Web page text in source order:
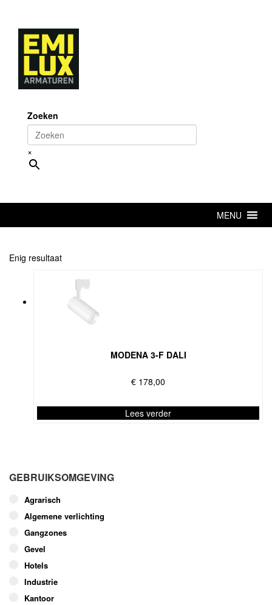
content
Zoeken
×
MENU
Enig resultaat
MODENA 3-F DALI
€ 178,00
Lees verder
variaties.
optie
kan
gekozen
worden
op
productpagina
GEBRUIKSOMGEVING
Agrarisch
Algemene verlichting
Gangzones
Gevel
Hotels
Industrie
Kantoor